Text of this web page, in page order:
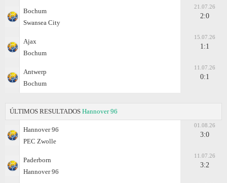
Bochum
Swansea City
21.07.26
2:0
Ajax
Bochum
15.07.26
1:1
Antwerp
Bochum
11.07.26
0:1
ÚLTIMOS RESULTADOS Hannover 96
Hannover 96
PEC Zwolle
01.08.26
3:0
Paderborn
Hannover 96
11.07.26
3:2